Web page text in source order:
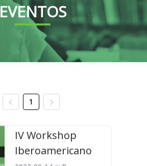
EVENTOS
1
IV Workshop
Iberoamericano